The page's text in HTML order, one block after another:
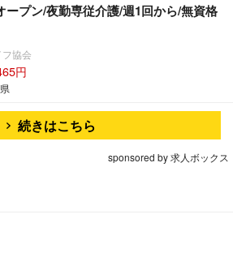
ープン/夜勤専従介護/週1回から/無資格
協会
円
続きはこちら
sponsored by 求人ボックス